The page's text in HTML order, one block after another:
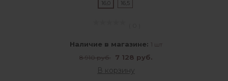
16,0 16,5
Наличие в магазине: 1 шт
8 910 руб. 7 128 руб.
В корзину